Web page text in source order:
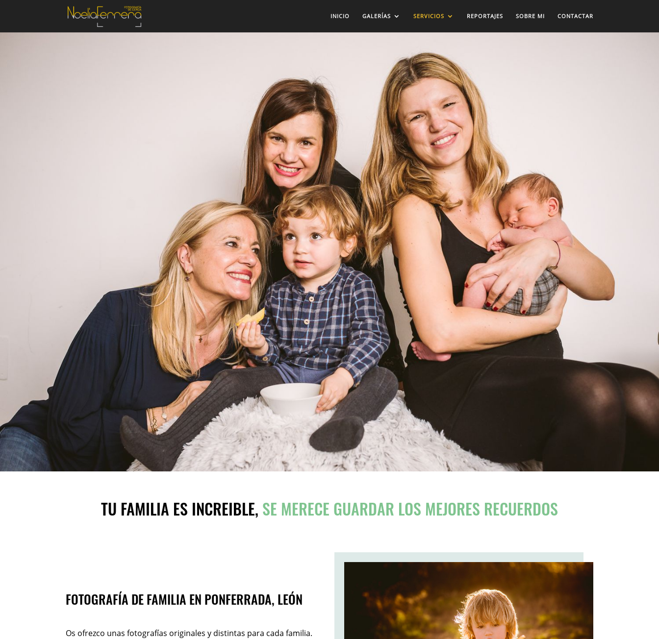
INICIO GALERÍAS SERVICIOS REPORTAJES SOBRE MI CONTACTAR
TU FAMILIA ES INCREIBLE, SE MERECE GUARDAR LOS MEJORES RECUERDOS
FOTOGRAFÍA DE FAMILIA EN PONFERRADA, LEÓN
Os ofrezco unas fotografías originales y distintas para cada familia.